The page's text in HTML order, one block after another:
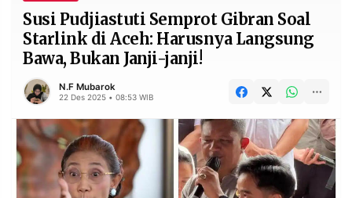
RUBRIKASI
EDITORIAL AKSARA
FINANSIA PERSONA
DAERAH NASIONAL
MANCA SPORT
Susi Pudjiastuti Semprot Gibran Soal
Starlink di Aceh: Harusnya Langsung
Bawa, Bukan Janji-janji!
N.F Mubarok
22 Des 2025 • 08:53 WIB